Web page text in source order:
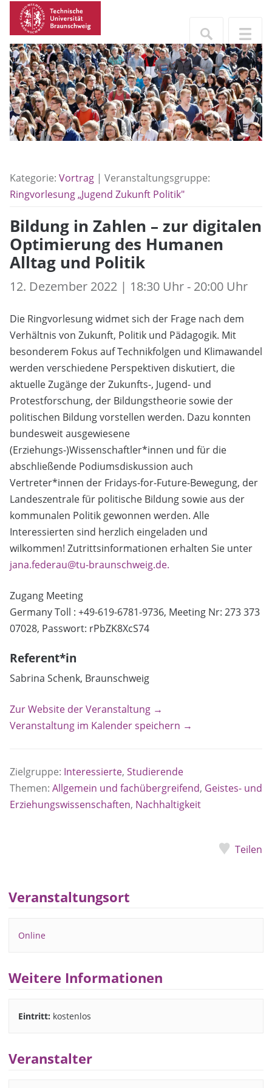
Kategorie: Vortrag | Veranstaltungsgruppe:
Ringvorlesung „Jugend Zukunft Politik"
Bildung in Zahlen – zur digitalen
Optimierung des Humanen
Alltag und Politik
12. Dezember 2022 | 18:30 Uhr - 20:00 Uhr
Die Ringvorlesung widmet sich der Frage nach dem
Verhältnis von Zukunft, Politik und Pädagogik. Mit
besonderem Fokus auf Technikfolgen und Klimawandel
werden verschiedene Perspektiven diskutiert, die
aktuelle Zugänge der Zukunfts-, Jugend- und
Protestforschung, der Bildungstheorie sowie der
politischen Bildung vorstellen werden. Dazu konnten
bundesweit ausgewiesene
(Erziehungs-)Wissenschaftler*innen und für die
abschließende Podiumsdiskussion auch
Vertreter*innen der Fridays-for-Future-Bewegung, der
Landeszentrale für politische Bildung sowie aus der
kommunalen Politik gewonnen werden. Alle
Interessierten sind herzlich eingeladen und
wilkommen! Zutrittsinformationen erhalten Sie unter
jana.federau@tu-braunschweig.de.
Zugang Meeting
Germany Toll : +49-619-6781-9736, Meeting Nr: 273 373
07028, Passwort: rPbZK8XcS74
Referent*in
Sabrina Schenk, Braunschweig
Zur Website der Veranstaltung →
Veranstaltung im Kalender speichern →
Zielgruppe: Interessierte, Studierende
Themen: Allgemein und fachübergreifend, Geistes- und
Erziehungswissenschaften, Nachhaltigkeit
Teilen
Veranstaltungsort
Online
Weitere Informationen
Eintritt: kostenlos
Veranstalter